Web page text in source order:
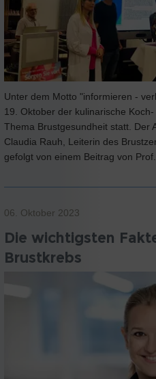
Unter dem Motto "informieren -
19. Oktober der kulinarische
Thema Brustgesundheit statt. Der
Claudia Rauh, Leiterin des
gefolgt von einem Beitrag von
06. Oktober 2023
Die wichtigsten
Brustkrebs